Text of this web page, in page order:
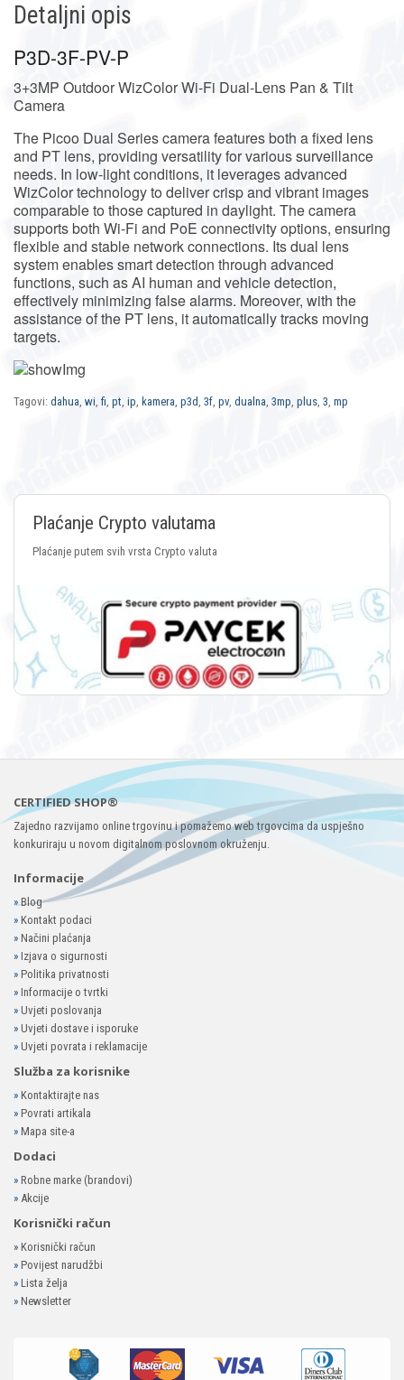
Detaljni opis
P3D-3F-PV-P
3+3MP Outdoor WizColor Wi-Fi Dual-Lens Pan & Tilt
Camera
The Picoo Dual Series camera features both a fixed lens
and PT lens, providing versatility for various surveillance
needs. In low-light conditions, it leverages advanced
WizColor technology to deliver crisp and vibrant images
comparable to those captured in daylight. The camera
supports both Wi-Fi and PoE connectivity options, ensuring
flexible and stable network connections. Its dual lens
system enables smart detection through advanced
functions, such as AI human and vehicle detection,
effectively minimizing false alarms. Moreover, with the
assistance of the PT lens, it automatically tracks moving
targets.
Tagovi: dahua wi fi pt ip kamera p3d 3f pv dualna 3mp plus 3 mp
Plaćanje Crypto valutama
Plaćanje putem svih vrsta Crypto valuta
CERTIFIED SHOP®
Zajedno razvijamo online trgovinu i pomažemo web trgovcima da uspješno
konkuriraju u novom digitalnom poslovnom okruženju.
Informacije
»Blog
» Kontakt podaci
» Načini plaćanja
» Izjava o sigurnosti
» Politika privatnosti
» Informacije o tvrtki
» Uvjeti poslovanja
» Uvjeti dostave i isporuke
» Uvjeti povrata i reklamacije
Služba za korisnike
» Kontaktirajte nas
» Povrati artikala
» Mapa site-a
Dodaci
» Robne marke (brandovi)
» Akcije
Korisnički račun
» Korisnički račun
» Povijest narudžbi
» Lista želja
» Newsletter